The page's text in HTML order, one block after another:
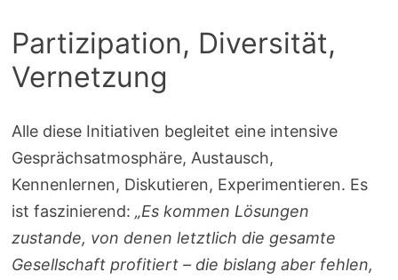
Partizipation, Diversität,
Vernetzung
Alle diese Initiativen begleitet eine intensive
Gesprächsatmosphäre, Austausch,
Kennenlernen, Diskutieren, Experimentieren. Es
ist faszinierend:„Es kommen Lösungen
zustande, von denen letztlich die gesamte
Gesellschaft profitiert – die bislang aber fehlen,